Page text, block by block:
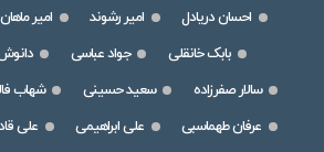
احسان دریادل امیر رشوند امیر ماهان
بابک خانقلی
جواد عباسی
سالار صفرزاده
سعید حسینی شهاب
عرفان طهماسبی
علی ابراهیمی علی